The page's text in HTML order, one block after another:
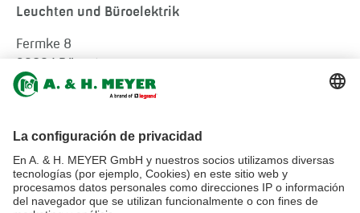
Leuchten und Büroelektrik
Fermke 8
Germany
info@ah-meyer.de
MALASIA